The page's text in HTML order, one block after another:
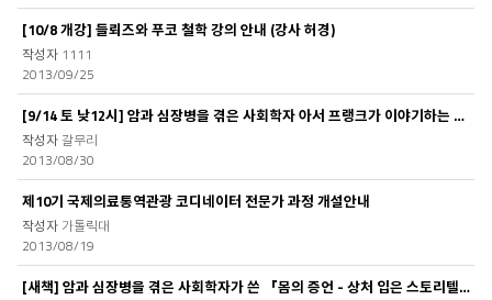
[10/8 개강] 들뢰즈와 푸코 철학 강의 안내 (강사 허경)
1111
2013/09/25
[9/14 토 낮12시] 암과 심장병을 겪은 사회학자 아서 프랭크가 이야기하는 몸, 질병, ..
갈무리
2013/08/30
제10기 국제의료통역관광 코디네이터 전문가 과정 개설안내
가톨릭대
2013/08/19
[새책] 암과 심장병을 겪은 사회학자가 쓴 『몸의 증언 - 상처 입은 스토리텔러를 통해..